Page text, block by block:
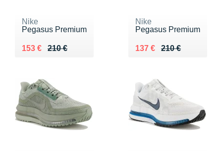
Nike
Pegasus Premium
210 €
Au lieu de 210 €
153 €
Vendu 153 €
Nike
Pegasus Premium
210 €
Au lieu de 210 €
137 €
Vendu 137 €